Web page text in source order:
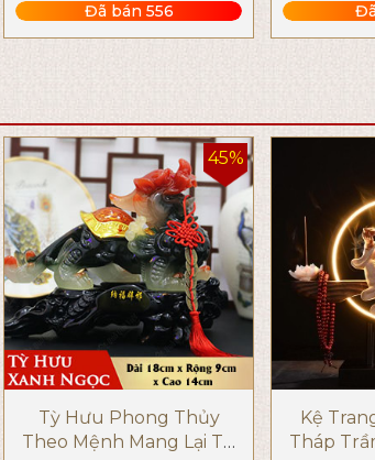
Đã bán 556
45%
Tỳ Hưu Phong Thủy
Theo Mệnh Mang Lại Tài
Kệ
Tháp